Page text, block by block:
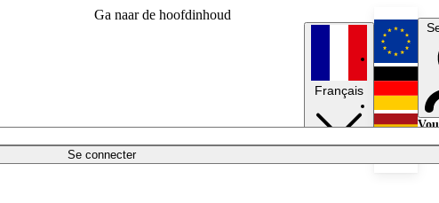
Ga naar de hoofdinhoud
Se connecter
Français